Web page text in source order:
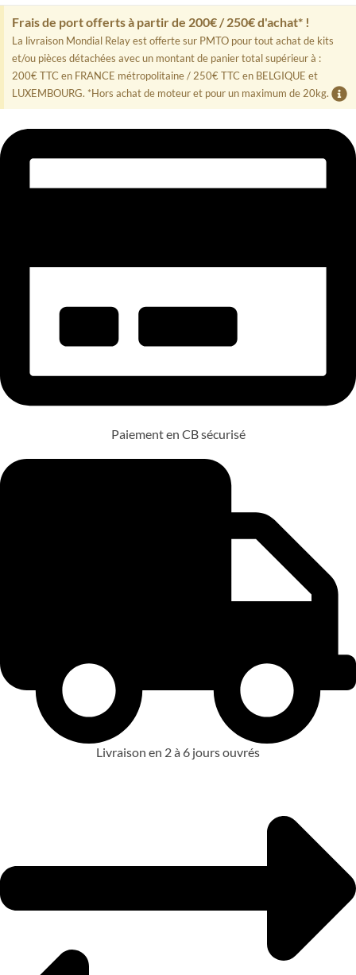
Suzuki
Marine
15100-
99E11-
000
Frais de port offerts à partir de 200€ / 250€ d'achat* !
La livraison Mondial Relay est offerte sur PMTO pour tout achat de kits
et/ou pièces détachées avec un montant de panier total supérieur à :
200€ TTC en FRANCE métropolitaine / 250€ TTC en BELGIQUE et
LUXEMBOURG. *Hors achat de moteur et pour un maximum de 20kg.
Paiement en CB sécurisé
Livraison en 2 à 6 jours ouvrés